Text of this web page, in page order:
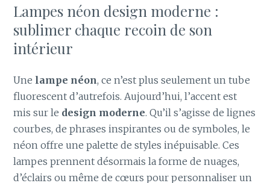
Lampes néon design moderne :
sublimer chaque recoin de son
intérieur
Une lampe néon, ce n’est plus seulement un tube
fluorescent d’autrefois. Aujourd’hui, l’accent est
mis sur le design moderne. Qu’il s’agisse de lignes
courbes, de phrases inspirantes ou de symboles, le
néon offre une palette de styles inépuisable. Ces
lampes prennent désormais la forme de nuages,
d’éclairs ou même de cœurs pour personnaliser un